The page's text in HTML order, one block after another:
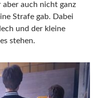
aber auch nicht ganz
Strafe gab. Dabei
und der kleine
stehen.